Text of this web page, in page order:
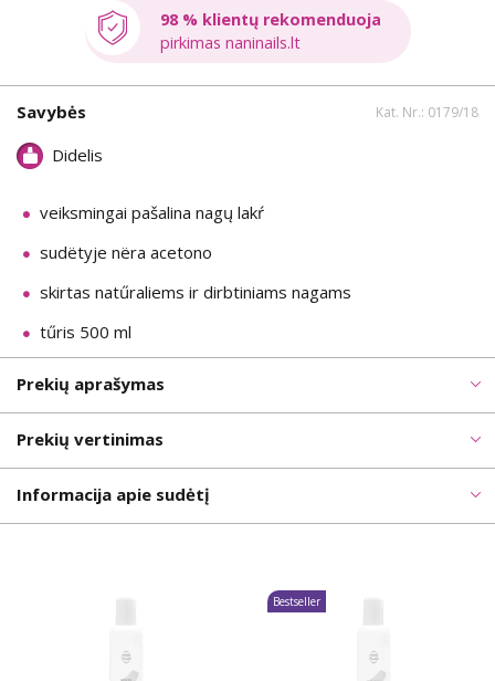
98 % klientų rekomenduoja
pirkimas naninails.lt
Savybės Kat. Nr.: 0179/18
Didelis
veiksmingai pašalina nagų lakŕ
sudëtyje nëra acetono
skirtas natűraliems ir dirbtiniams nagams
tűris 500 ml
Prekių aprašymas
Prekių vertinimas
Informacija apie sudėtį
Bestseller